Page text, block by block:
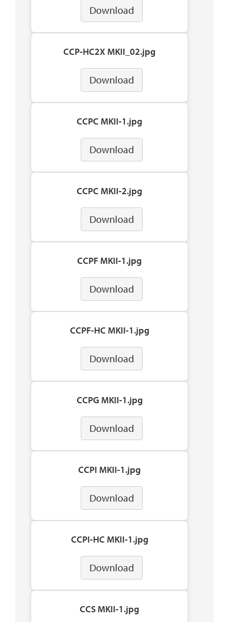
Download
CCP-HC2X MKII_02.jpg
Download
CCPC MKII-1.jpg
Download
CCPC MKII-2.jpg
Download
CCPF MKII-1.jpg
Download
CCPF-HC MKII-1.jpg
Download
CCPG MKII-1.jpg
Download
CCPI MKII-1.jpg
Download
CCPI-HC MKII-1.jpg
Download
CCS MKII-1.jpg